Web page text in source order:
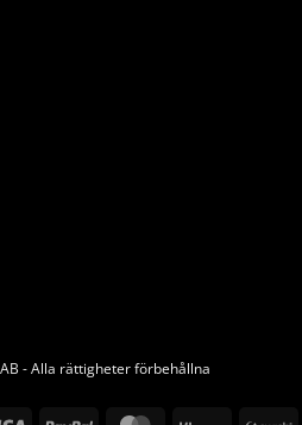
- Alla rättigheter förbehållna